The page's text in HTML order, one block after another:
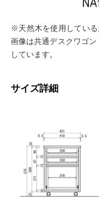
※天然木を使用している
画像は共通デスクワゴ
しています。
サイズ詳細